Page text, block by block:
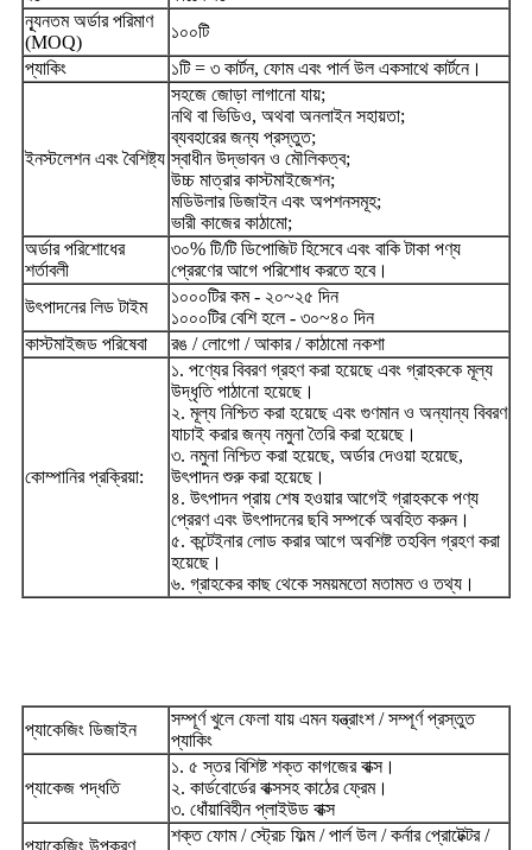
ন্যূনতম অর্ডার পরিমাণ
(MOQ)
১০০টি
প্যাকিং
১টি = ৩ কার্টন, ফোম এবং পার্ল উল একসাথে কার্টনে।
ইনস্টলেশন এবং বৈশিষ্ট্য
সহজে জোড়া লাগানো যায়;
নথি বা ভিডিও, অথবা অনলাইন সহায়তা;
ব্যবহারের জন্য প্রস্তুত;
স্বাধীন উদ্ভাবন ও মৌলিকত্ব;
উচ্চ মাত্রার কাস্টমাইজেশন;
মডিউলার ডিজাইন এবং অপশনসমূহ;
ভারী কাজের কাঠামো;
অর্ডার পরিশোধের
শর্তাবলী
৩০% টি/টি ডিপোজিট হিসেবে এবং বাকি টাকা পণ্য
প্রেরণের আগে পরিশোধ করতে হবে।
উৎপাদনের লিড টাইম
১০০০টির কম - ২০~২৫ দিন
১০০০টির বেশি হলে - ৩০~৪০ দিন
কাস্টমাইজড পরিষেবা
রঙ / লোগো / আকার / কাঠামো নকশা
কোম্পানির প্রক্রিয়া:
১. পণ্যের বিবরণ গ্রহণ করা হয়েছে এবং গ্রাহককে মূল্য
উদ্ধৃতি পাঠানো হয়েছে।
২. মূল্য নিশ্চিত করা হয়েছে এবং গুণমান ও অন্যান্য বিবরণ
যাচাই করার জন্য নমুনা তৈরি করা হয়েছে।
৩. নমুনা নিশ্চিত করা হয়েছে, অর্ডার দেওয়া হয়েছে,
উৎপাদন শুরু করা হয়েছে।
৪. উৎপাদন প্রায় শেষ হওয়ার আগেই গ্রাহককে পণ্য
প্রেরণ এবং উৎপাদনের ছবি সম্পর্কে অবহিত করুন।
৫. কন্টেইনার লোড করার আগে অবশিষ্ট তহবিল গ্রহণ করা
হয়েছে।
৬. গ্রাহকের কাছ থেকে সময়মতো মতামত ও তথ্য।
প্যাকেজিং ডিজাইন
সম্পূর্ণ খুলে ফেলা যায় এমন যন্ত্রাংশ / সম্পূর্ণ প্রস্তুত
প্যাকিং
প্যাকেজ পদ্ধতি
১. ৫ স্তর বিশিষ্ট শক্ত কাগজের বাক্স।
২. কার্ডবোর্ডের বাক্সসহ কাঠের ফ্রেম।
৩. ধোঁয়াবিহীন প্লাইউড বাক্স
প্যাকেজিং উপকরণ
শক্ত ফোম / স্ট্রেচ ফিল্ম / পার্ল উল / কর্নার প্রোটেক্টর /